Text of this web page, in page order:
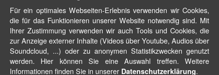
Für ein optimales Webseiten-Erlebnis verwenden wir Cookies,
die für das Funktionieren unserer Website notwendig sind. Mit
Ihrer Zustimmung verwenden wir auch Tools und Cookies, die
zur Anzeige externer Inhalte (Videos über Youtube, Audios über
Soundcloud, ...) oder zu anonymen Statistikzwecken genutzt
werden. Hier können Sie eine Auswahl treffen. Weitere
Informationen finden Sie in unserer Datenschutzerklärung.